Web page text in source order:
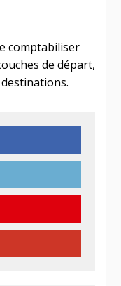
comptabiliser
de départ,